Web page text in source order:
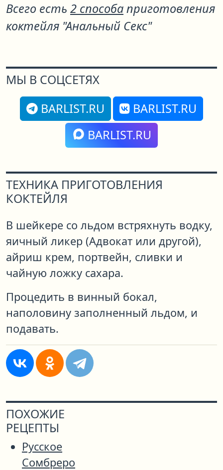
Всего есть 2 способаприготовления
коктейля "Анальный Секс"
МЫ В СОЦСЕТЯХ
BARLIST.RU
BARLIST.RU
BARLIST.RU
ТЕХНИКА ПРИГОТОВЛЕНИЯ
КОКТЕЙЛЯ
В шейкере со льдом встряхнуть водку,
яичный ликер (Адвокат или другой),
айриш крем, портвейн, сливки и
чайную ложку сахара.
Процедить в винный бокал,
наполовину заполненный льдом, и
подавать.
ПОХОЖИЕ
РЕЦЕПТЫ
Русское
Сомбреро